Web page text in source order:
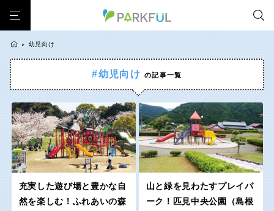
大型遊具
自然が豊か 梅・桜の名所 景色が良い 水遊び
テニスコート 野球場 紅葉の名所 バーベキュー
カフェ・レストラン ランニングコース サッカー・フットサル
動物園・ふれあい 歴史・文化財 日本庭園 紅葉の美しい公園
さくら名所100公園 屋内遊び場 アスレチックコース
バスケットボール 彫刻・アート 桜・梅の名所 コトブキ事例
北海道 青森
岩手 宮城
秋田 山形
幼児向け
自然が豊か 梅・桜の名所
景色が良い 水遊び
テニスコート 野球場
カフェ・レストラン ランニングコース
> 幼児向け
#幼児向け の記事一覧
充実した遊び場と豊かな自
然を楽しむ！ふれあいの森
山と緑を見わたすプレイパ
ーク！匹見中央公園（島根